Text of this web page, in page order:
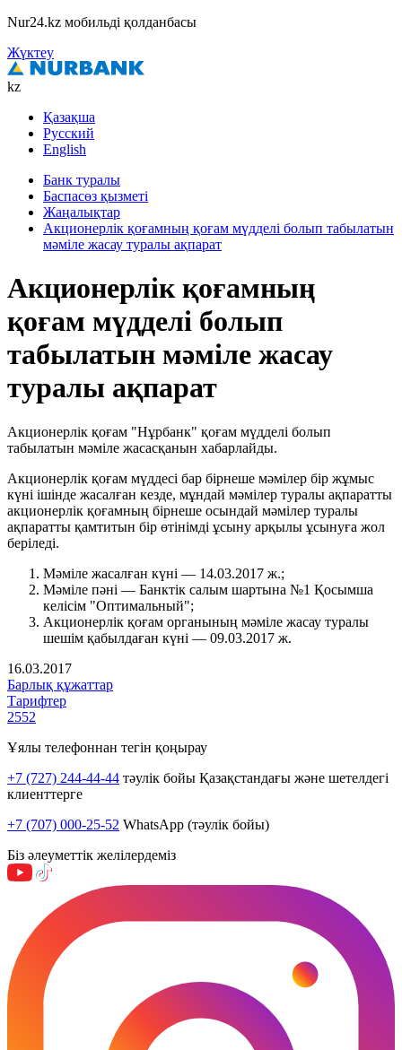
Nur24.kz мобильді қолданбасы
Жүктеу
kz
Қазақша
Русский
English
Банк туралы
Баспасөз қызметі
Жаңалықтар
Акционерлік қоғамның қоғам мүдделі болып табылатын
мәміле жасау туралы ақпарат
Акционерлік қоғамның
қоғам мүдделі болып
табылатын мәміле жасау
туралы ақпарат
Акционерлік қоғам "Нұрбанк" қоғам мүдделі болып
табылатын мәміле жасасқанын хабарлайды.
Акционерлік қоғам мүддесі бар бірнеше мәмілер бір жұмыс
күні ішінде жасалған кезде, мұндай мәмілер туралы ақпаратты
акционерлік қоғамның бірнеше осындай мәмілер туралы
ақпаратты қамтитын бір өтінімді ұсыну арқылы ұсынуға жол
беріледі.
Мәміле жасалған күні — 14.03.2017 ж.;
Мәміле пәні — Банктік салым шартына №1 Қосымша
келісім "Оптимальный";
Акционерлік қоғам органының мәміле жасау туралы
шешім қабылдаған күні — 09.03.2017 ж.
16.03.2017
Барлық құжаттар
Тарифтер
2552
Ұялы телефоннан тегін қоңырау
+7 (727) 244-44-44 тәулік бойы Қазақстандағы және шетелдегі
клиенттерге
+7 (707) 000-25-52 WhatsApp (тәулік бойы)
Біз әлеуметтік желілердеміз